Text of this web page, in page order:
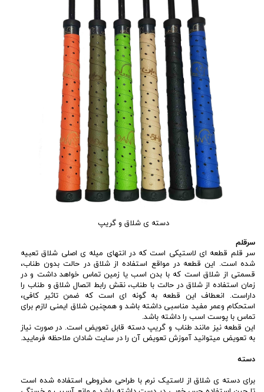
دسته ی شلاق و گریپ
سرقلم
سر قلم قطعه ای لاستیکی است که در انتهای میله ی اصلی شلاق تعبیه
شده است. این قطعه در مواقع استفاده از شلاق در حالت بدون طناب،
قسمتی از شلاق است که با بدن اسب یا زمین تماس خواهد داشت و در
زمان استفاده از شلاق در حالت با طناب، نقش رابط اتصال شلاق و طناب را
داراست. انعطاف این قطعه به گونه ای است که ضمن تاثیر کافی،
استحکام وعمر مفید مناسبی داشته باشد و همچنین شلاق ایمنی لازم برای
تماس با پوست اسب را داشته باشد.
این قطعه نیز مانند طناب و گریپ دسته قابل تعویض است. در صورت نیاز
به تعویض میتوانید آموزش تعویض آن را در سایت شادان ملاحظه فرمایید.
دسته
برای دسته ی شلاق از لاستیک نرم با طراحی مخروطی استفاده شده است